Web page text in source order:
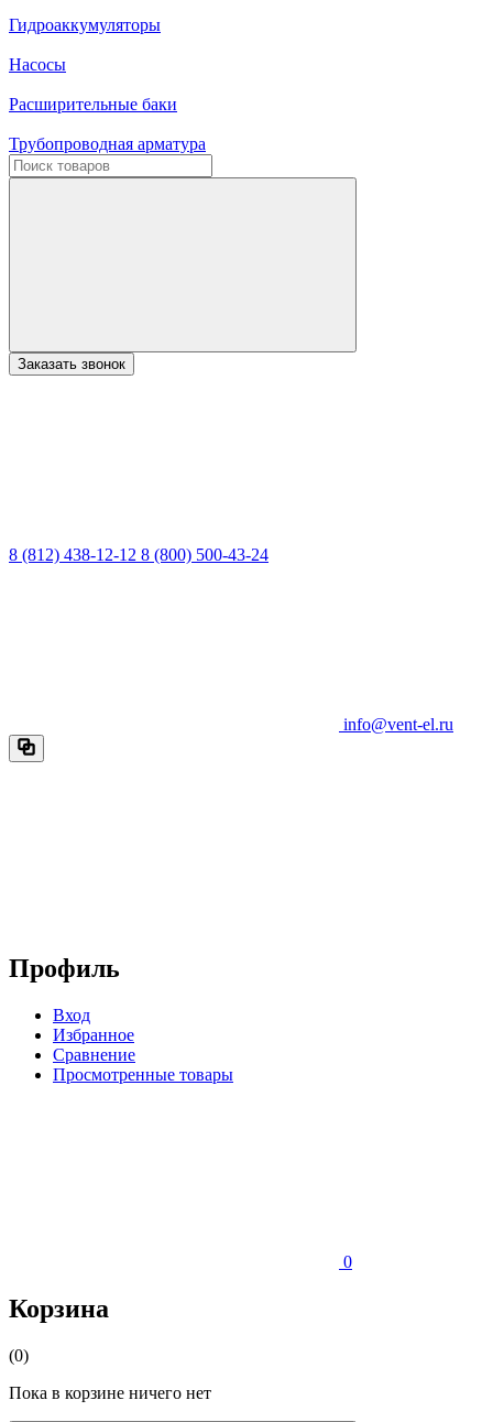
Гидроаккумуляторы
Насосы
Расширительные баки
Трубопроводная арматура
Заказать звонок
8 (812) 438-12-12 8 (800) 500-43-24
info@vent-el.ru
Профиль
Вход
Избранное
Сравнение
Просмотренные товары
0
Корзина
(0)
Пока в корзине ничего нет